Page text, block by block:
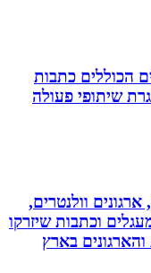
כתבות
פעולה
וולנטרים,
וכתבות שיזרקו
בארץ